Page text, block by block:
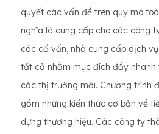
quyết các vấn đề trên quy mô
nghĩa là cung cấp cho các công
các cố vấn, nhà cung cấp dịch
tất cả nhằm mục đích đẩy
các thị trường mới. Chương trình
gồm những kiến ​​thức cơ bản về
dựng thương hiệu. Các công ty